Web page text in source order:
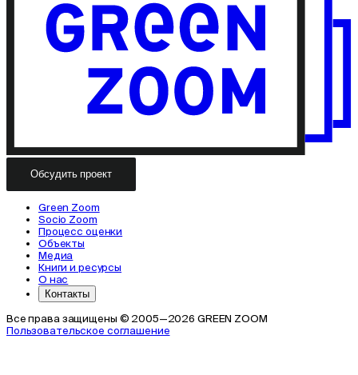
Обсудить проект
Green Zoom
Socio Zoom
Процесс оценки
Объекты
Медиа
Книги и ресурсы
О нас
Контакты
Все права защищены © 2005—2026 GREEN ZOOM
Пользовательское соглашение